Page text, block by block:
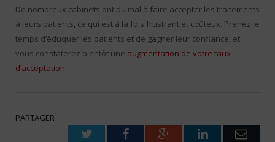
De nombreux cabinets ont du mal à faire accepter les traitements
à leurs patients, ce qui est à la fois frustrant et coûteux. Prenez le
temps d’éduquer les patients et de gagner leur confiance, et
vous constaterez bientôt une augmentation de votre taux
d’acceptation.
PARTAGER
TwitterFacebookGoogle+LinkedIn